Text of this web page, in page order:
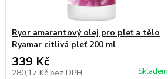
Ryor amarantový olej pro pleť a tělo
Ryamar citlivá pleť 200 ml
339 Kč
280,17 Kč bez DPH Skladem